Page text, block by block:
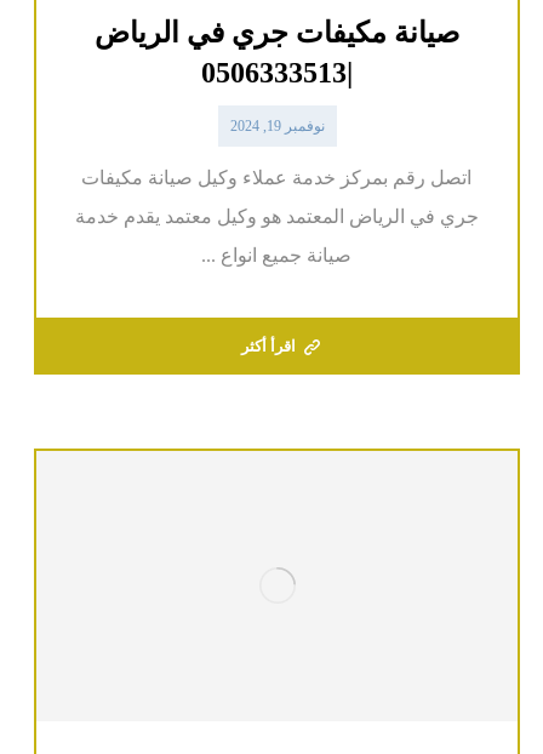
صيانة مكيفات جري في الرياض
|0506333513
نوفمبر 19, 2024
اتصل رقم بمركز خدمة عملاء وكيل صيانة مكيفات
جري في الرياض المعتمد هو وكيل معتمد يقدم خدمة
صيانة جميع انواع ...
اقرأ أكثر